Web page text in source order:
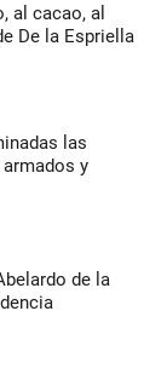
al cacao, al
De la Espriella
las
y
de la